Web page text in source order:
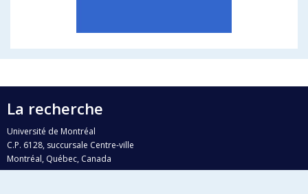
La recherche
Université de Montréal
C.P. 6128, succursale Centre-ville
Montréal, Québec, Canada
H3C 3J7